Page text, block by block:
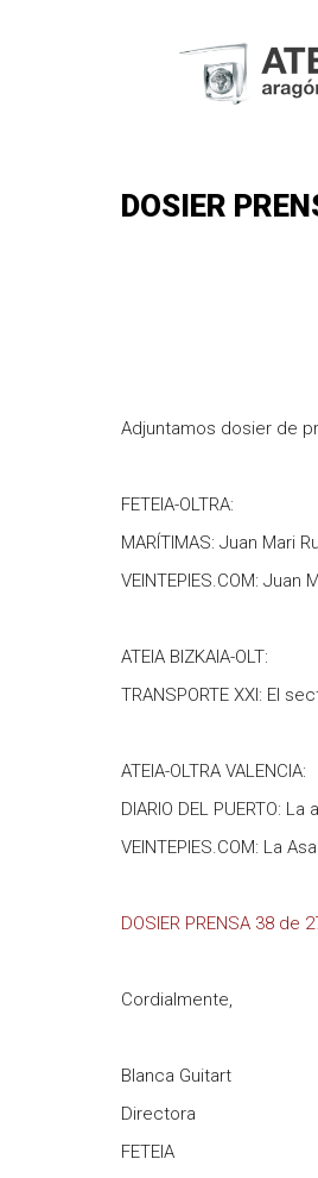
DOSIER
Adjuntamos dosier de
FETEIA-OLTRA:
MARÍTIMAS: Juan Mari
VEINTEPIES.COM:
ATEIA BIZKAIA-OLT:
TRANSPORTE XXI: El
ATEIA-OLTRA VALENCIA:
DIARIO DEL PUERTO:
VEINTEPIES.COM: La
DOSIER PRENSA 38 de
Cordialmente,
Blanca Guitart
Directora
FETEIA